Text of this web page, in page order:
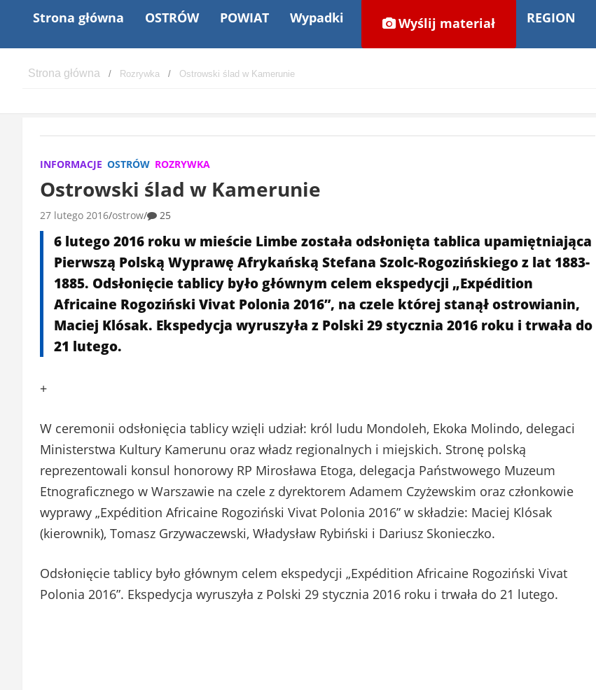
Strona główna OSTRÓW POWIAT Wypadki Wyślij materiał REGION
Rozrywka Ostrowski ślad w Kamerunie
INFORMACJE OSTRÓW ROZRYWKA
Ostrowski ślad w Kamerunie
27 lutego 2016 ostrow 25
6 lutego 2016 roku w mieście Limbe została odsłonięta tablica upamiętniająca
Pierwszą Polską Wyprawę Afrykańską Stefana Szolc-Rogozińskiego z lat 1883-
1885. Odsłonięcie tablicy było głównym celem ekspedycji „Expédition
Africaine Rogoziński Vivat Polonia 2016”, na czele której stanął ostrowianin,
Maciej Klósak. Ekspedycja wyruszyła z Polski 29 stycznia 2016 roku i trwała do
21 lutego.
+
W ceremonii odsłonięcia tablicy wzięli udział: król ludu Mondoleh, Ekoka Molindo, delegaci
Ministerstwa Kultury Kamerunu oraz władz regionalnych i miejskich. Stronę polską
reprezentowali konsul honorowy RP Mirosława Etoga, delegacja Państwowego Muzeum
Etnograficznego w Warszawie na czele z dyrektorem Adamem Czyżewskim oraz członkowie
wyprawy „Expédition Africaine Rogoziński Vivat Polonia 2016” w składzie: Maciej Klósak
(kierownik), Tomasz Grzywaczewski, Władysław Rybiński i Dariusz Skonieczko.
Odsłonięcie tablicy było głównym celem ekspedycji „Expédition Africaine Rogoziński Vivat
Polonia 2016”. Ekspedycja wyruszyła z Polski 29 stycznia 2016 roku i trwała do 21 lutego.